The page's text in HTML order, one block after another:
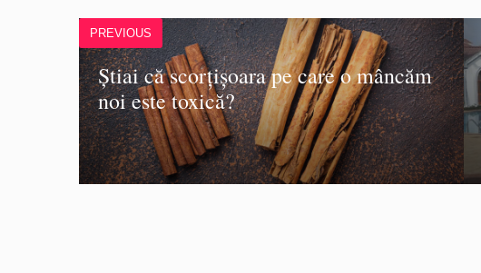
PREVIOUS
Știai că scorțișoara pe care o mâncăm
noi este toxică?